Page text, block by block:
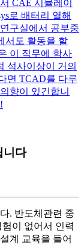
CAE 시뮬레이
로 배터리 열해
구실에서 공부중
서도 활동을 할
이 직무에 학사
석사이상이 거의
면 TCAD를 다루
향이 있긴합니
니다
. 반도체관련 중
이 없어서 인력
계 교육을 들어